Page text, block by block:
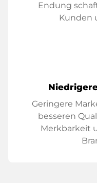
Endung
Kunden
Geringere
besseren
Merkbarkeit